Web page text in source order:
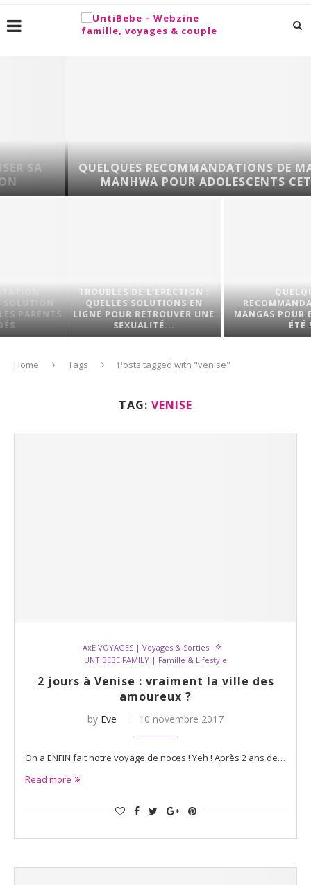
QUELQUES RECOMMANDATIONS DE MANGAS
MANHWA POUR ADOLESCENTS CET ÉTÉ !
TROUBLES DE L’ÉRECTION :
QUELLES SOLUTIONS EN
LIGNE POUR RETROUVER UNE
SEXUALITÉ...
QUELQUES
RECOMMANDATIONS DE
MANGAS POUR ENFANT
Home Tags Posts tagged with "venise"
TAG: VENISE
AxE VOYAGES | Voyages & Sorties
UNTIBEBE FAMILY | Famille & Lifestyle
2 jours à Venise : vraiment la ville des
amoureux ?
by Eve 10 novembre 2017
On a ENFIN fait notre voyage de noces ! Yeh ! Après 2 ans de…
Read more